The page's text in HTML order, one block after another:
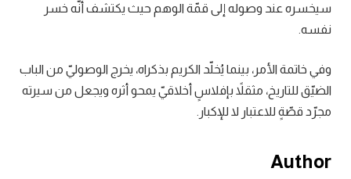
سيخسره عند وصوله إلى قمّة الوهم حيث يكتشف أنّه خسر
نفسه.
وفي خاتمة الأمر، بينما يُخلّد الكريم بذكراه، يخرج الوصوليّ من الباب
الضيّق للتاريخ، مثقلاً بإفلاسٍ أخلاقيّ يمحو أثره ويجعل من سيرته
مجرّد قصّةٍ للاعتبار لا للإكبار.
Author